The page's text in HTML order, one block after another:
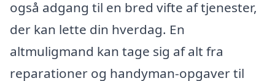
også adgang til en bred vifte af tjenester,
der kan lette din hverdag. En
altmuligmand kan tage sig af alt fra
reparationer og handyman-opgaver til